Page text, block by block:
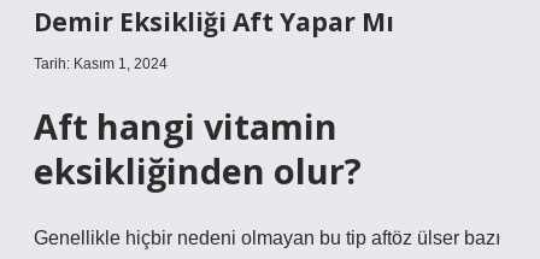
Demir Eksikliği Aft Yapar Mı
Tarih: Kasım 1, 2024
Aft hangi vitamin
eksikliğinden olur?
Genellikle hiçbir nedeni olmayan bu tip aftöz ülser bazı